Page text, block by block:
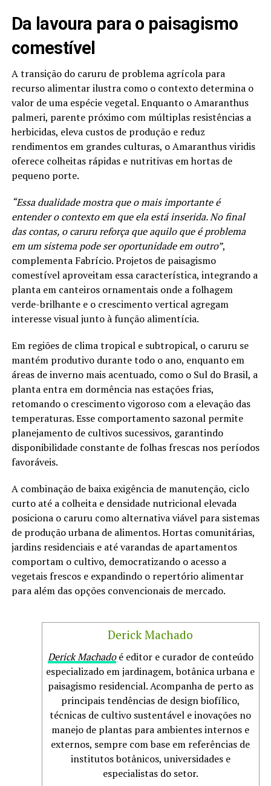
Da lavoura para o paisagismo
comestível
A transição do caruru de problema agrícola para
recurso alimentar ilustra como o contexto determina o
valor de uma espécie vegetal. Enquanto o Amaranthus
palmeri, parente próximo com múltiplas resistências a
herbicidas, eleva custos de produção e reduz
rendimentos em grandes culturas, o Amaranthus viridis
oferece colheitas rápidas e nutritivas em hortas de
pequeno porte.
“Essa dualidade mostra que o mais importante é
entender o contexto em que ela está inserida. No final
das contas, o caruru reforça que aquilo que é problema
em um sistema pode ser oportunidade em outro”,
complementa Fabrício. Projetos de paisagismo
comestível aproveitam essa característica, integrando a
planta em canteiros ornamentais onde a folhagem
verde-brilhante e o crescimento vertical agregam
interesse visual junto à função alimentícia.
Em regiões de clima tropical e subtropical, o caruru se
mantém produtivo durante todo o ano, enquanto em
áreas de inverno mais acentuado, como o Sul do Brasil, a
planta entra em dormência nas estações frias,
retomando o crescimento vigoroso com a elevação das
temperaturas. Esse comportamento sazonal permite
planejamento de cultivos sucessivos, garantindo
disponibilidade constante de folhas frescas nos períodos
favoráveis.
A combinação de baixa exigência de manutenção, ciclo
curto até a colheita e densidade nutricional elevada
posiciona o caruru como alternativa viável para sistemas
de produção urbana de alimentos. Hortas comunitárias,
jardins residenciais e até varandas de apartamentos
comportam o cultivo, democratizando o acesso a
vegetais frescos e expandindo o repertório alimentar
para além das opções convencionais de mercado.
Derick Machado
Derick Machadoé editor e curador de conteúdo
especializado em jardinagem, botânica urbana e
paisagismo residencial. Acompanha de perto as
principais tendências de design biofílico,
técnicas de cultivo sustentável e inovações no
manejo de plantas para ambientes internos e
externos, sempre com base em referências de
institutos botânicos, universidades e
especialistas do setor.